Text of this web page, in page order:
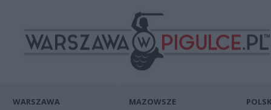
WARSZAWA MAZOWSZE